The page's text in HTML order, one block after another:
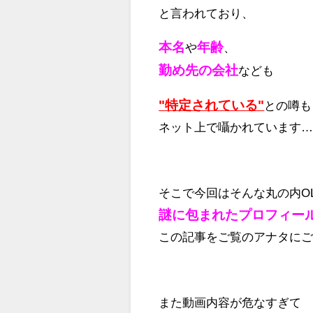
と言われており、
本名や年齢、
勤め先の会社なども
"特定されている" との噂も
ネット上で囁かれています…
そこで今回はそんな丸の内
謎に包まれたプロフィー
この記事をご覧のアナタに
また動画内容が危なすぎて